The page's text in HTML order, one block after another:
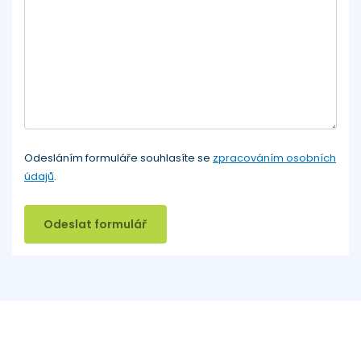
Odesláním formuláře souhlasíte se zpracováním osobních
údajů.
Odeslat formulář